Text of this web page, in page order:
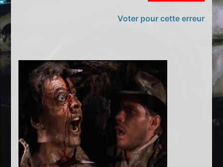
Voter pour cette erreur